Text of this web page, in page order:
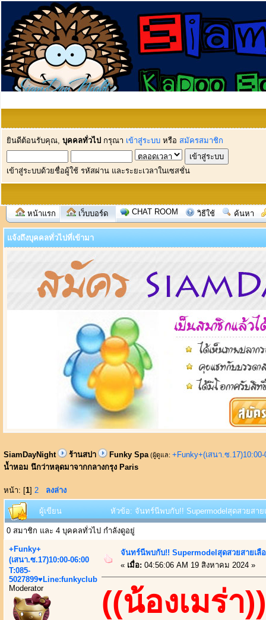
ยินดีต้อนรับคุณ, บุคคลทั่วไป กรุณา เข้าสู่ระบบ หรือ สมัครสมาชิก
เข้าสู่ระบบด้วยชื่อผู้ใช้ รหัสผ่าน และระยะเวลาในเซสชั่น
หน้าแรก เว็บบอร์ด CHAT ROOM วิธีใช้ ค้นหา
แจ้งถึงบุคคลทั่วไปที่เข้ามา
SiamDayNight ร้านสปา Funky Spa (ผู้ดูแล: +Funky+(เสนา.ซ
น้ำหอม นึกว่าหลุดมาจากกลางกรุง Paris
หน้า: [1] 2 ลงล่าง
ผู้เขียน หัวข้อ: จันทร์นีพบกับ!! Supermodelสุดสวยสา
0 สมาชิก และ 4 บุคคลทั่วไป กำลังดูอยู่
+Funky+
(เสนา.ซ.17)10:00-06:00
T:085-
5027899♥Line:funkyclub
Moderator
จันทร์นีพบกับ!! Supermodelสุดสวยสายเ
« เมื่อ: 04:56:06 AM 19 สิงหาคม 2024 »
((น้องเมร่า))